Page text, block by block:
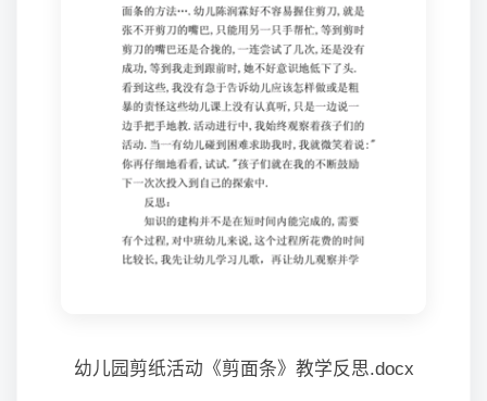
幼儿园剪纸活动《剪面条》教学反思.docx